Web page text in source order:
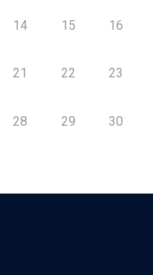
14 15 16
21 22 23
28 29 30